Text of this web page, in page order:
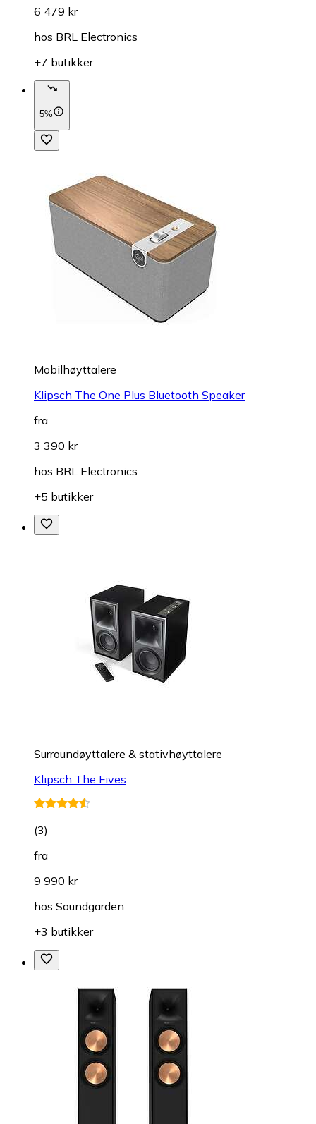
6 479 kr
hos BRL Electronics
+7 butikker
5%
Mobilhøyttalere
Klipsch The One Plus Bluetooth Speaker
fra
3 390 kr
hos BRL Electronics
+5 butikker
Surroundøyttalere & stativhøyttalere
Klipsch The Fives
(3)
fra
9 990 kr
hos Soundgarden
+3 butikker